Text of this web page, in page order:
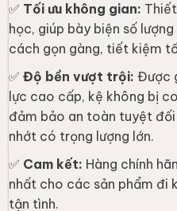
✅ Tối ưu không gian:
học, giúp bày biện số
cách gọn gàng, tiết kiệm
✅Độ bền vượt trội: Được
lực cao cấp, kệ không bị
đảm bảo an toàn tuyệt
nhớt có trọng lượng lớn.
✅ Cam kết: Hàng chính
nhất cho các sản phẩm đi
tận tình.